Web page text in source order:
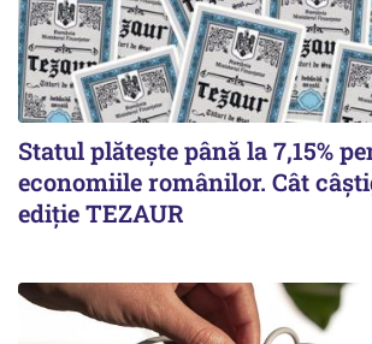
Statul plătește până la 7,15%
economiile românilor. Cât
ediție TEZAUR